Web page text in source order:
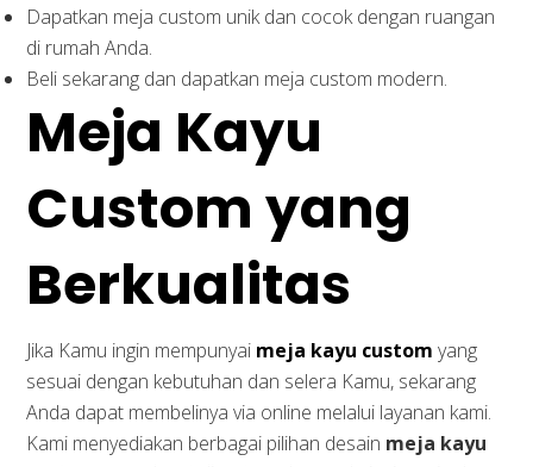
Dapatkan meja custom unik dan cocok dengan ruangan
di rumah Anda.
Beli sekarang dan dapatkan meja custom modern.
Meja Kayu
Custom yang
Berkualitas
Jika Kamu ingin mempunyai meja kayu custom yang
sesuai dengan kebutuhan dan selera Kamu, sekarang
Anda dapat membelinya via online melalui layanan kami.
Kami menyediakan berbagai pilihan desain meja kayu